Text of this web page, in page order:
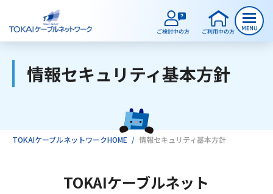
ご検討中のお客様
ご利用中のお客様
情報セキュリティ基本方針
TOKAIケーブルネットワークHOME 情報セキュリティ基本方針
TOKAIケーブルネット